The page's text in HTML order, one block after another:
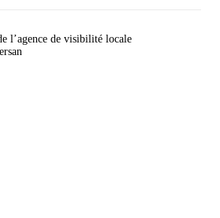
l’agence de visibilité locale